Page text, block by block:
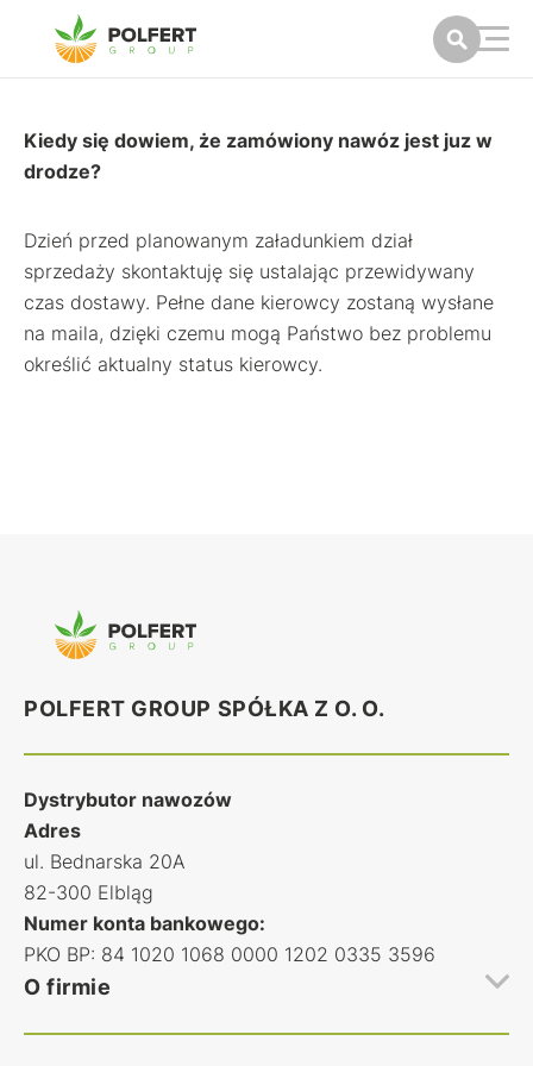
Kiedy się dowiem, że zamówiony nawóz jest juz w
drodze?
Dzień przed planowanym załadunkiem dział
sprzedaży skontaktuję się ustalając przewidywany
czas dostawy. Pełne dane kierowcy zostaną wysłane
na maila, dzięki czemu mogą Państwo bez problemu
określić aktualny status kierowcy.
POLFERT GROUP SPÓŁKA Z O. O.
Dystrybutor nawozów
Adres
ul. Bednarska 20A
82-300 Elbląg
Numer konta bankowego:
PKO BP: 84 1020 1068 0000 1202 0335 3596
O firmie